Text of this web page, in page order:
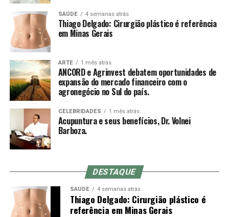
SAÚDE 4 semanas atrás
Thiago Delgado: Cirurgião plástico é referência
em Minas Gerais
ARTE 1 mês atrás
ANCORD e Agrinvest debatem oportunidades de
expansão do mercado financeiro com o
agronegócio no Sul do país.
CELEBRIDADES 1 mês atrás
Acupuntura e seus benefícios, Dr. Volnei
Barboza.
DESTAQUE
SAÚDE 4 semanas atrás
Thiago Delgado: Cirurgião plástico é
referência em Minas Gerais